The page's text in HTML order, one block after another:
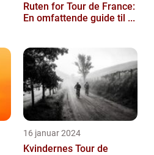
Ruten for Tour de France:
En omfattende guide til ...
16 januar 2024
Kvindernes Tour de